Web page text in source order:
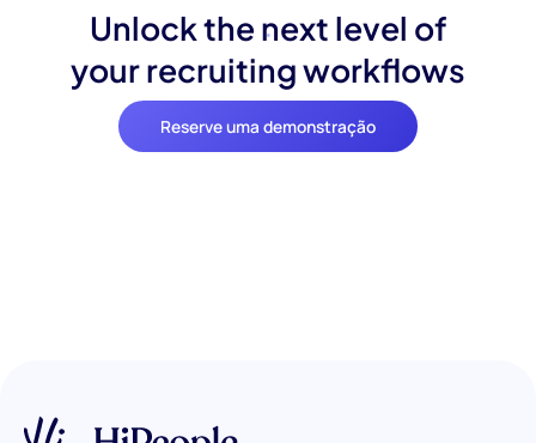
Unlock the next level of
your recruiting workflows
Reserve uma demonstração